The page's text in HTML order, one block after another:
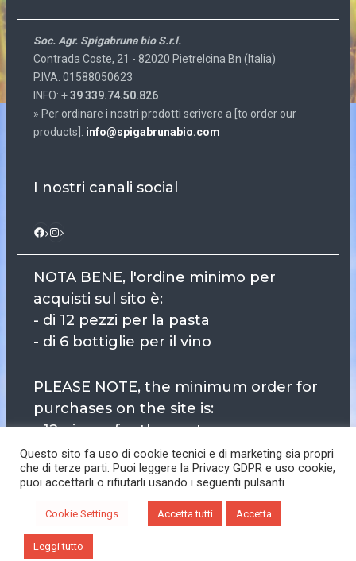
Soc. Agr. Spigabruna bio S.r.l.
Contrada Coste, 21 - 82020 Pietrelcina Bn (Italia)
P.IVA: 01588050623
INFO: + 39 339.74.50.826
» Per ordinare i nostri prodotti scrivere a [to order our
products]: info@spigabrunabio.com
I nostri canali social
Facebook
Instagram
NOTA BENE, l'ordine minimo per
acquisti sul sito è:
- di 12 pezzi per la pasta
- di 6 bottiglie per il vino
PLEASE NOTE, the minimum order for
purchases on the site is:
- 12 pieces for the pasta
- 6 bottles for wine
Copyright © Spiagabruna Bio All rights reserved.
Questo sito fa uso di cookie tecnici e di marketing sia propri
che di terze parti. Puoi leggere la Privacy GDPR e uso cookie,
puoi accettarli o rifiutarli usando i seguenti pulsanti
Cookie Settings Accetta tutti Accetta
Leggi tutto